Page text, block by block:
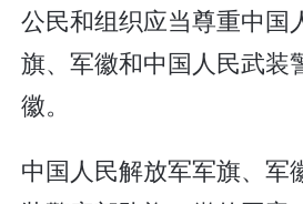
公民和组织应当尊重中国
旗、军徽和中国人民武装
徽。
中国人民解放军军旗、军